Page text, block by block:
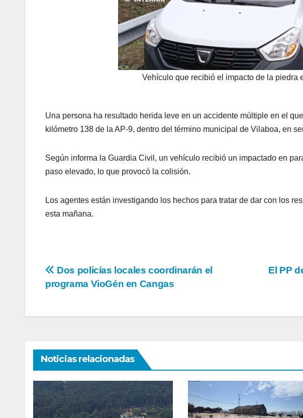
Vehículo que recibió el impacto de la piedra
Una persona ha resultado herida leve en un accidente múltiple en el
kilómetro 138 de la AP-9, dentro del término municipal de Vilaboa, en
Según informa la Guardia Civil, un vehículo recibió un impactado en
paso elevado, lo que provocó la colisión.
Los agentes están investigando los hechos para tratar de dar con los
esta mañana.
Navegación
de
entradas
El PP
Dos policías locales coordinarán el
programa VioGén en Cangas
Noticias relacionadas